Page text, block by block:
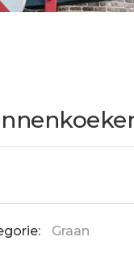
Graan